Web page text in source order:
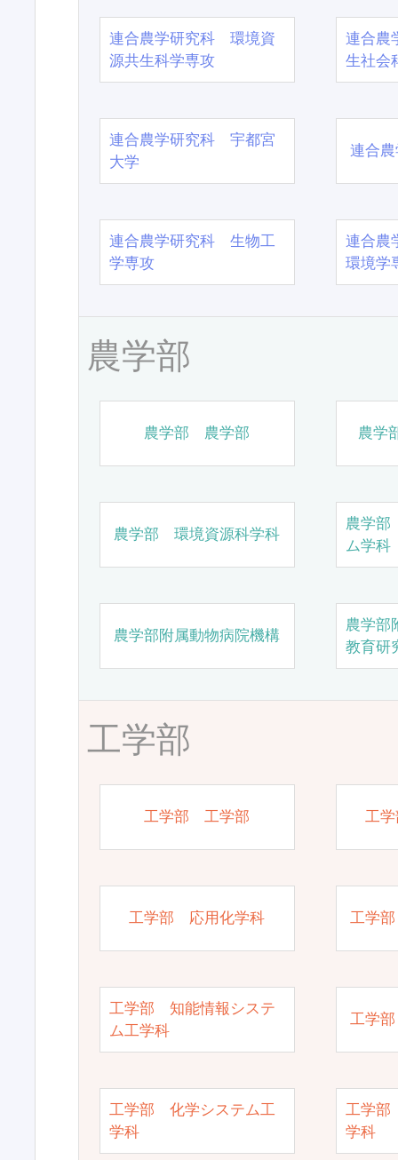
連合農学研究科 環境資
源共生科学専攻
連合農
生社会
連合農学研究科 宇都宮
大学
連合
連合農学研究科 生物工
学専攻
連合農
環境学
農学部
農学部 農学部 農学
農学部 環境資源科学科
農学
ム学科
農学部附属動物病院機構
農学部
教育研
工学部
工学部 工学部 工
工学部 応用化学科 工学
工学部 知能情報システ
ム工学科
工学
工学部 化学システム工
学科
工学部
学科